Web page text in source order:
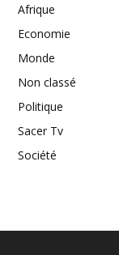
Afrique
Economie
Monde
Non classé
Politique
Sacer Tv
Société